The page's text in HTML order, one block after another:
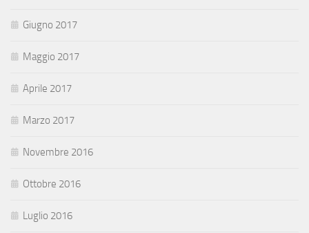
Giugno 2017
Maggio 2017
Aprile 2017
Marzo 2017
Novembre 2016
Ottobre 2016
Luglio 2016